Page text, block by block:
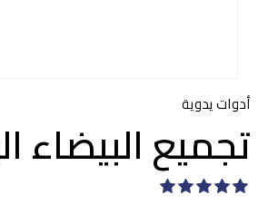
أدوات يدوية
تجميع البيضاء